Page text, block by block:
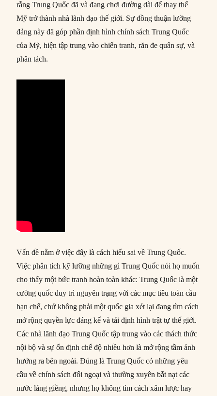
rằng Trung Quốc đã và đang chơi đường dài để thay thế
Mỹ trở thành nhà lãnh đạo thế giới. Sự đồng thuận lưỡng
đảng này đã góp phần định hình chính sách Trung Quốc
của Mỹ, hiện tập trung vào chiến tranh, răn đe quân sự, và
phân tách.
Vấn đề nằm ở việc đây là cách hiểu sai về Trung Quốc.
Việc phân tích kỹ lưỡng những gì Trung Quốc nói họ muốn
cho thấy một bức tranh hoàn toàn khác: Trung Quốc là một
cường quốc duy trì nguyên trạng với các mục tiêu toàn cầu
hạn chế, chứ không phải một quốc gia xét lại đang tìm cách
mở rộng quyền lực đáng kể và tái định hình trật tự thế giới.
Các nhà lãnh đạo Trung Quốc tập trung vào các thách thức
nội bộ và sự ổn định chế độ nhiều hơn là mở rộng tầm ảnh
hưởng ra bên ngoài. Đúng là Trung Quốc có những yêu
cầu về chính sách đối ngoại và thường xuyên bắt nạt các
nước láng giềng, nhưng họ không tìm cách xâm lược hay